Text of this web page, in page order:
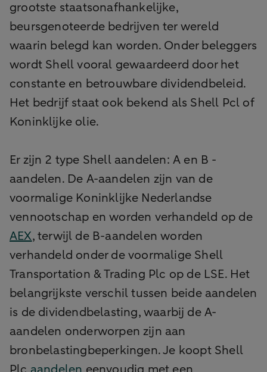
grootste staatsonafhankelijke,
beursgenoteerde bedrijven ter wereld
waarin belegd kan worden. Onder beleggers
wordt Shell vooral gewaardeerd door het
constante en betrouwbare dividendbeleid.
Het bedrijf staat ook bekend als Shell Pcl of
Koninklijke olie.
Er zijn 2 type Shell aandelen: A en B -
aandelen. De A-aandelen zijn van de
voormalige Koninklijke Nederlandse
vennootschap en worden verhandeld op de
AEX, terwijl de B-aandelen worden
verhandeld onder de voormalige Shell
Transportation & Trading Plc op de LSE. Het
belangrijkste verschil tussen beide aandelen
is de dividendbelasting, waarbij de A-
aandelen onderworpen zijn aan
bronbelastingbeperkingen. Je koopt Shell